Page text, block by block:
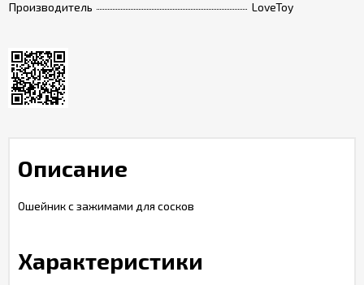
Производитель LoveToy
Описание
Ошейник с зажимами для сосков
Характеристики